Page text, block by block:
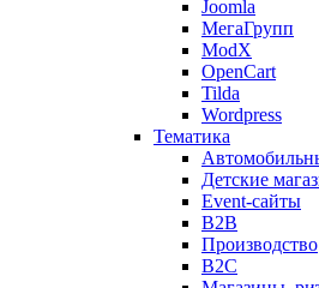
Joomla
МегаГрупп
ModX
OpenCart
Tilda
Wordpress
Тематика
Детские
Event-сайты
B2B
Производство
B2C